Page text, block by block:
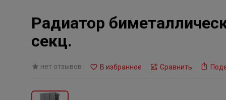
Радиатор
секц.
нет отзывов В избранное Сравнить